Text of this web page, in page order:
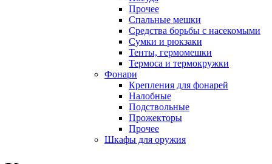
Прочее
Спальные мешки
Средства борьбы с насекомыми
Сумки и рюкзаки
Тенты, гермомешки
Термоса и термокружки
Фонари
Крепления для фонарей
Налобные
Подствольные
Прожекторы
Прочее
Шкафы для оружия